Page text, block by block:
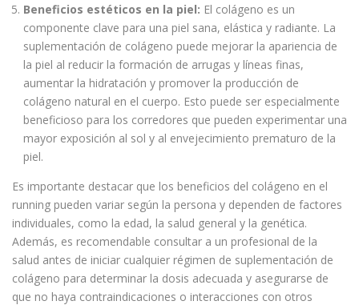
Beneficios estéticos en la piel: El colágeno es un
componente clave para una piel sana, elástica y radiante. La
suplementación de colágeno puede mejorar la apariencia de
la piel al reducir la formación de arrugas y líneas finas,
aumentar la hidratación y promover la producción de
colágeno natural en el cuerpo. Esto puede ser especialmente
beneficioso para los corredores que pueden experimentar una
mayor exposición al sol y al envejecimiento prematuro de la
piel.
Es importante destacar que los beneficios del colágeno en el
running pueden variar según la persona y dependen de factores
individuales, como la edad, la salud general y la genética.
Además, es recomendable consultar a un profesional de la
salud antes de iniciar cualquier régimen de suplementación de
colágeno para determinar la dosis adecuada y asegurarse de
que no haya contraindicaciones o interacciones con otros